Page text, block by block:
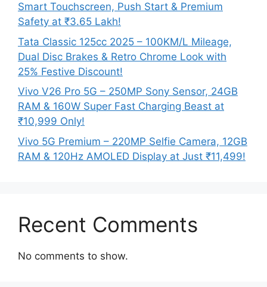
Smart Touchscreen, Push Start & Premium
Safety at ₹3.65 Lakh!
Tata Classic 125cc 2025 – 100KM/L Mileage,
Dual Disc Brakes & Retro Chrome Look with
25% Festive Discount!
Vivo V26 Pro 5G – 250MP Sony Sensor, 24GB
RAM & 160W Super Fast Charging Beast at
₹10,999 Only!
Vivo 5G Premium – 220MP Selfie Camera, 12GB
RAM & 120Hz AMOLED Display at Just ₹11,499!
Recent Comments
No comments to show.